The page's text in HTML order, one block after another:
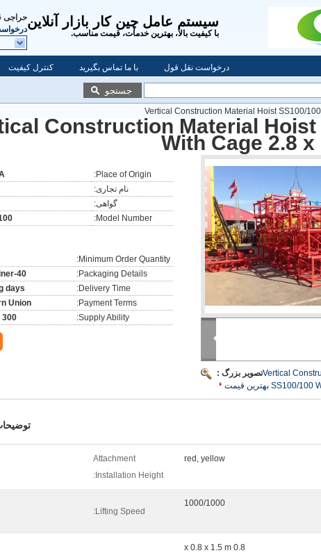
سیستم عامل چین کار بازار آنلاین
با کیفیت بالا، بهترین خدمات، قیمت مناسب.
حراجی
کنترل کیفیت با ما تماس بگیرید درخواست نقل قول
جستجو
Vertical Construction Material Hoist SS100/
Construction Material Hoist
With Cage 2.8 x
تصویر بزرگ :Vertical
SS100/100 بهترین قیمت
Place of Origin:
نام تجاری:
گواهی:
Model Number:
Minimum Order Quantity:
Packaging Details:
40-foot high container
Delivery Time:
days
Payment Terms:
Union
Supply Ability:
300 sets per month
red, yellow
Attachment
Installation Height:
1000/1000
Lifting Speed:
0.8 x 0.8 x 1.5 m